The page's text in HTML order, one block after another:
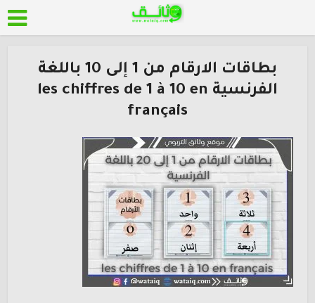
بطاقات الارقام من 1 إلى 10 باللغة
الفرنسية les chiffres de 1 à 10 en
français